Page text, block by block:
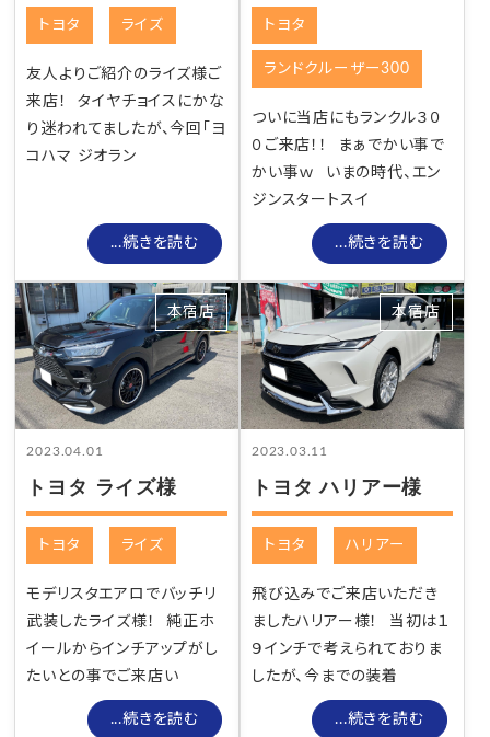
トヨタ ライズ
友人よりご紹介のライズ様ご
来店！ タイヤチョイスにかな
り迷われてましたが、今回「ヨ
コハマ ジオラン
...続きを読む
トヨタ
ランドクルーザー300
ついに当店にもランクル３０
０ご来店！！ まぁでかい事で
かい事ｗ いまの時代、エン
ジンスタートスイ
...続きを読む
2023.04.01
トヨタ ライズ様
本宿店
トヨタ ライズ
モデリスタエアロでバッチリ
武装したライズ様！ 純正ホ
イールからインチアップがし
たいとの事でご来店い
...続きを読む
2023.03.11
トヨタ ハリアー様
本宿店
トヨタ ハリアー
飛び込みでご来店いただき
ましたハリアー様！ 当初は１
９インチで考えられておりま
したが、今までの装着
...続きを読む